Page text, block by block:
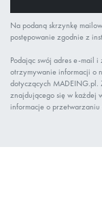
Na podaną skrzynkę
postępowanie zgodnie z
Podając swój adres e-mail
otrzymywanie informacji o
dotyczących MADEING.pl.
znajdującego się w każdej
informacje o przetwarzaniu